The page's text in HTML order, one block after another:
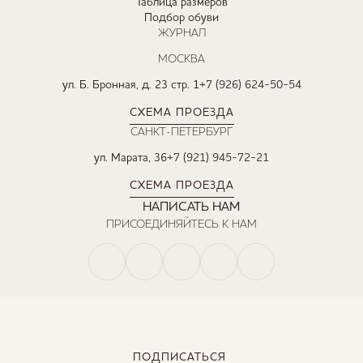
ПОДПИСАТЬСЯ
Таблица размеров
Подбор обуви
ЖУРНАЛ
МОСКВА
ул. Б. Бронная, д. 23 стр. 1+7 (926) 624-50-54
СХЕМА ПРОЕЗДА
САНКТ-ПЕТЕРБУРГ
ул. Марата, 36+7 (921) 945-72-21
СХЕМА ПРОЕЗДА
НАПИСАТЬ НАМ
ПРИСОЕДИНЯЙТЕСЬ К НАМ